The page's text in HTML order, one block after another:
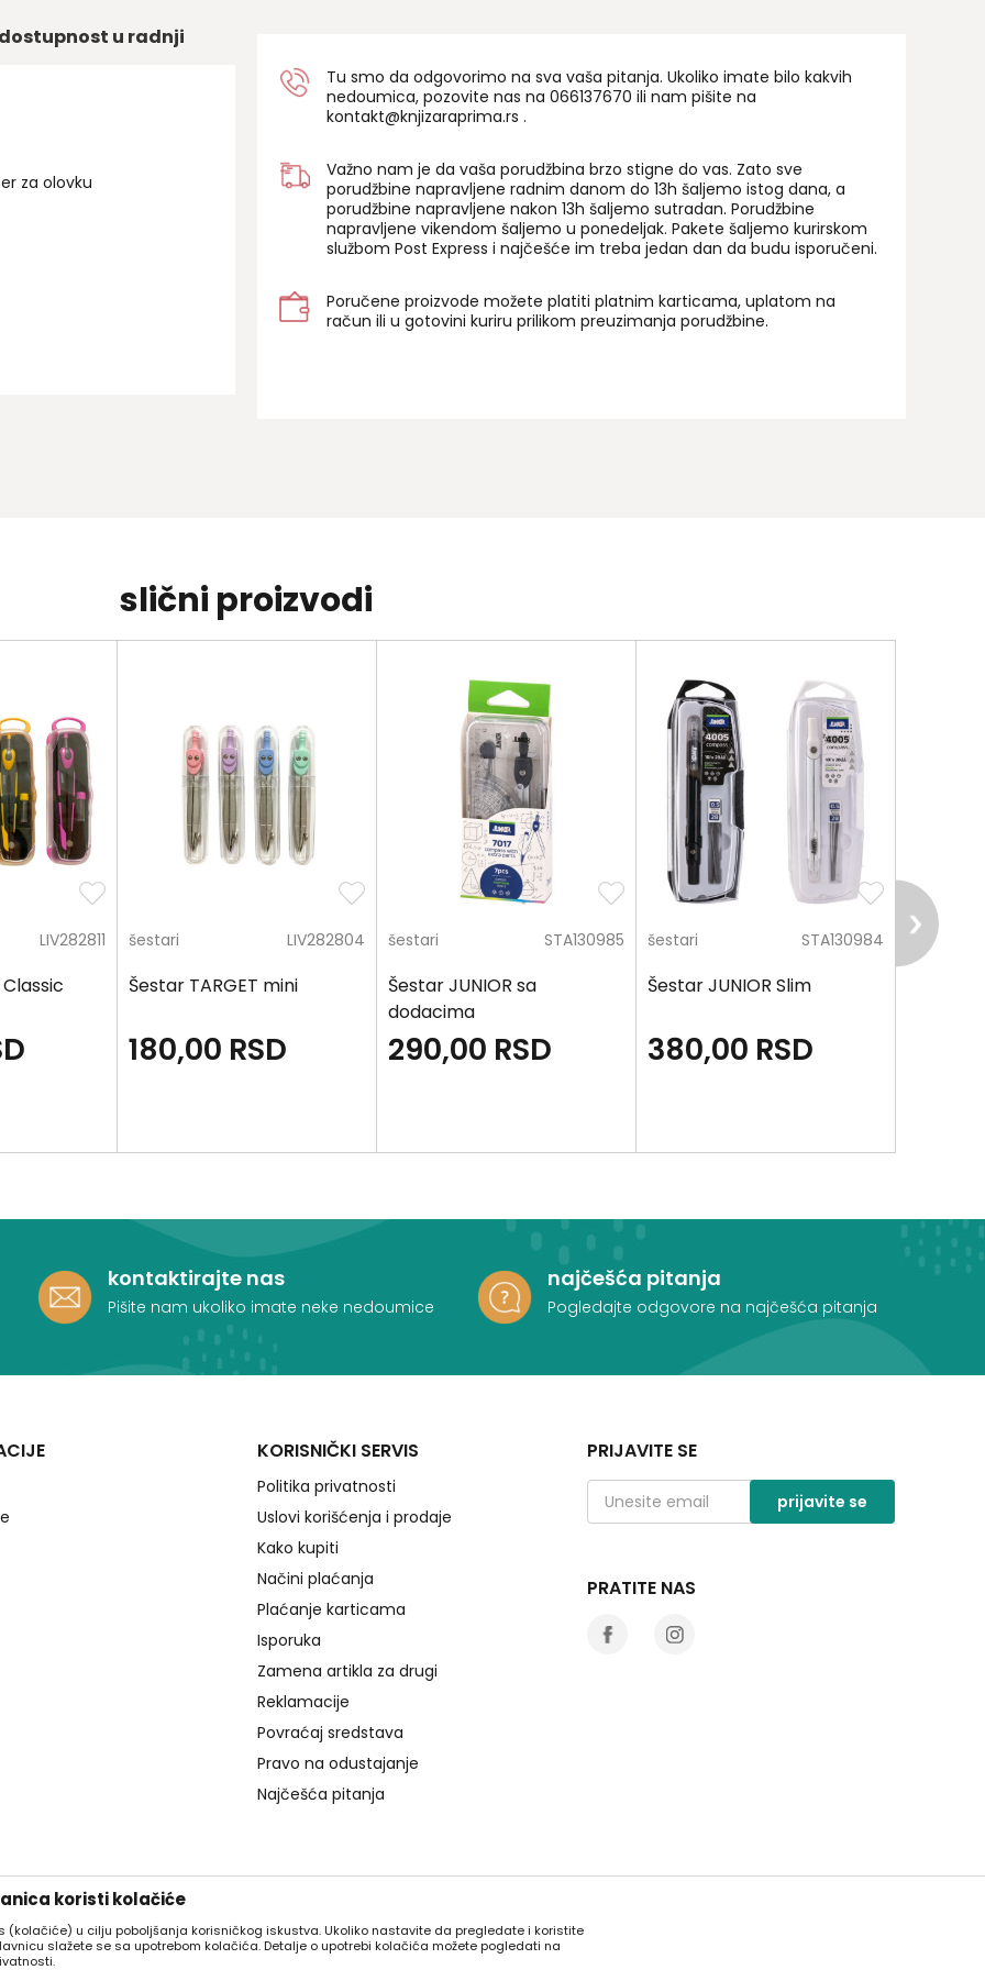
dostupnost u radnji
za olovku
Tu smo da odgovorimo na sva vaša pitanja. Ukoliko imate bilo kakvih
nedoumica, pozovite nas na 066137670 ili nam pišite na
kontakt@knjizaraprima.rs .
Važno nam je da vaša porudžbina brzo stigne do vas. Zato sve
porudžbine napravljene radnim danom do 13h šaljemo istog dana, a
porudžbine napravljene nakon 13h šaljemo sutradan. Porudžbine
napravljene vikendom šaljemo u ponedeljak. Pakete šaljemo kurirskom
službom Post Express i najčešće im treba jedan dan da budu isporučeni.
Poručene proizvode možete platiti platnim karticama, uplatom na
račun ili u gotovini kuriru prilikom preuzimanja porudžbine.
slični proizvodi
LIV282811 šestari LIV282804
Šestar TARGET mini
180,00 RSD
šestari STA130985
Šestar JUNIOR sa
dodacima
290,00 RSD
šestari STA130984
Šestar JUNIOR Slim
380,00 RSD
šestari
kontaktirajte nas
Pišite nam ukoliko imate neke nedoumice
najčešća pitanja
Pogledajte odgovore na najčešća pitanja
KORISNIČKI SERVIS
Politika privatnosti
Uslovi korišćenja i prodaje
Kako kupiti
Načini plaćanja
Plaćanje karticama
Isporuka
Zamena artikla za drugi
Reklamacije
Povraćaj sredstava
Pravo na odustajanje
Najčešća pitanja
PRIJAVITE SE
prijavite se
PRATITE NAS
koristi kolačiće
(kolačiće) u cilju poboljšanja korisničkog iskustva. Ukoliko nastavite da pregledate i koristite
slažete se sa upotrebom kolačića. Detalje o upotrebi kolačića možete pogledati na